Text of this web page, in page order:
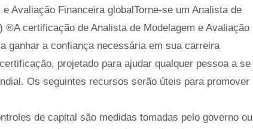
Avaliação Financeira globalTorne-se um Analista de
®A certificação de Analista de Modelagem e Avaliação
ganhar a confiança necessária em sua carreira
projetado para ajudar qualquer pessoa a se
Os seguintes recursos serão úteis para promover
de capital são medidas tomadas pelo governo ou